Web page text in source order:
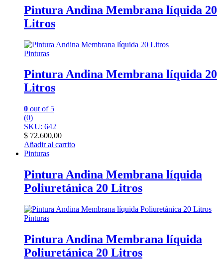
Pintura Andina Membrana líquida 20
Litros
Pinturas
Pintura Andina Membrana líquida 20
Litros
0 out of 5
(0)
SKU: 642
$ 72.600,00
Añadir al carrito
Pinturas
Pintura Andina Membrana líquida
Poliuretánica 20 Litros
Pinturas
Pintura Andina Membrana líquida
Poliuretánica 20 Litros